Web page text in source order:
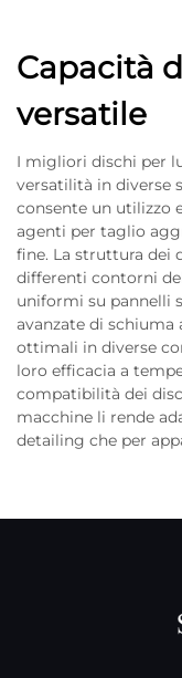
Capacità
versatile
I migliori dischi per
versatilità in diverse
consente un utilizzo
agenti per taglio
fine. La struttura dei
differenti contorni
uniformi su pannelli
avanzate di schiuma
ottimali in diverse
loro efficacia a
compatibilità dei
macchine li rende
detailing che per